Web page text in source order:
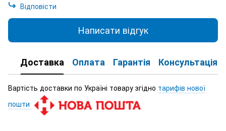
Відповісти
Написати відгук
Доставка Оплата Гарантія Консультація
Вартість доставки по Україні товару згідно тарифів нової
пошти